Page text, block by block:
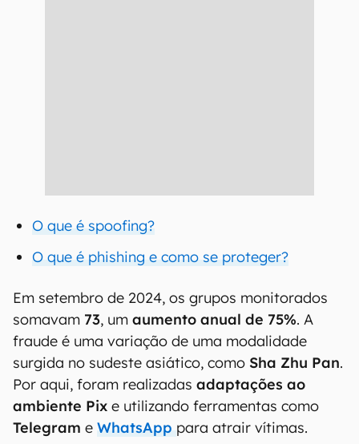
O que é spoofing?
O que é phishing e como se proteger?
Em setembro de 2024, os grupos monitorados
somavam 73, um aumento anual de 75%. A
fraude é uma variação de uma modalidade
surgida no sudeste asiático, como Sha Zhu Pan.
Por aqui, foram realizadas adaptações ao
ambiente Pix e utilizando ferramentas como
Telegram e WhatsApp para atrair vítimas.